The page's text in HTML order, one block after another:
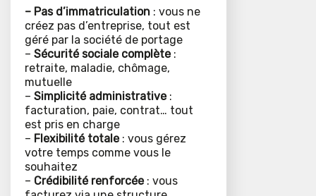
– Pas d’immatriculation : vous ne
créez pas d’entreprise, tout est
géré par la société de portage
– Sécurité sociale complète:
retraite, maladie, chômage,
mutuelle
– Simplicité administrative:
facturation, paie, contrat… tout
est pris en charge
– Flexibilité totale: vous gérez
votre temps comme vous le
souhaitez
– Crédibilité renforcée: vous